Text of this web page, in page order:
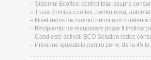
– Sistemul Ecoflex: control total asupra
– Trusa chimica Ecoflex, pentru mixaj
– Nivel redus de zgomot permitand
– Recipientul de recuperare poate fi inclinat
– Cand este activat, ECO Solution redce
– Presiune ajustabila pentru perie, de la 45